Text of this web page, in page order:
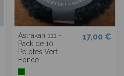
Astrakan 111 -
Pack de 10
Pelotes Vert
Foncé
17,00 €